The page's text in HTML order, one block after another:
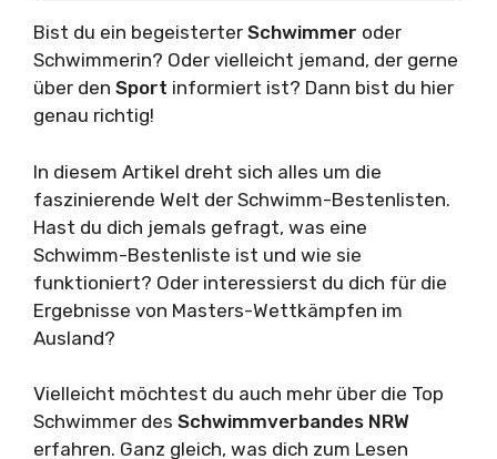
Bist du ein begeisterter Schwimmer oder
Schwimmerin? Oder vielleicht jemand, der gerne
über den Sport informiert ist? Dann bist du hier
genau richtig!
In diesem Artikel dreht sich alles um die
faszinierende Welt der Schwimm-Bestenlisten.
Hast du dich jemals gefragt, was eine
Schwimm-Bestenliste ist und wie sie
funktioniert? Oder interessierst du dich für die
Ergebnisse von Masters-Wettkämpfen im
Ausland?
Vielleicht möchtest du auch mehr über die Top
Schwimmer des Schwimmverbandes NRW
erfahren. Ganz gleich, was dich zum Lesen